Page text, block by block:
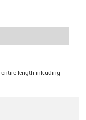
entire length inlcuding